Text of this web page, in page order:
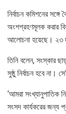
নির্বাচন কমিশনের সঙ্গে
অংশগ্রহণমূলক করার
আলোচনা হয়েছে। ২৩
তিনি বলেন, সংস্কার
সুষ্ঠু নির্বাচন হবে না।
‘আমরা সংখ্যানুপাতিক
সংসদ কার্যকরের জন্য